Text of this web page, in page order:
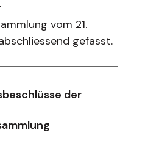
vom 21.
gefasst.
der